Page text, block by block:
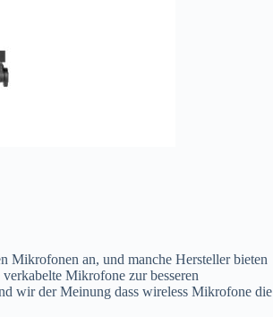
Mikrofonen an, und manche Hersteller bieten
Mikrofone zur besseren
wir der Meinung dass wireless Mikrofone die